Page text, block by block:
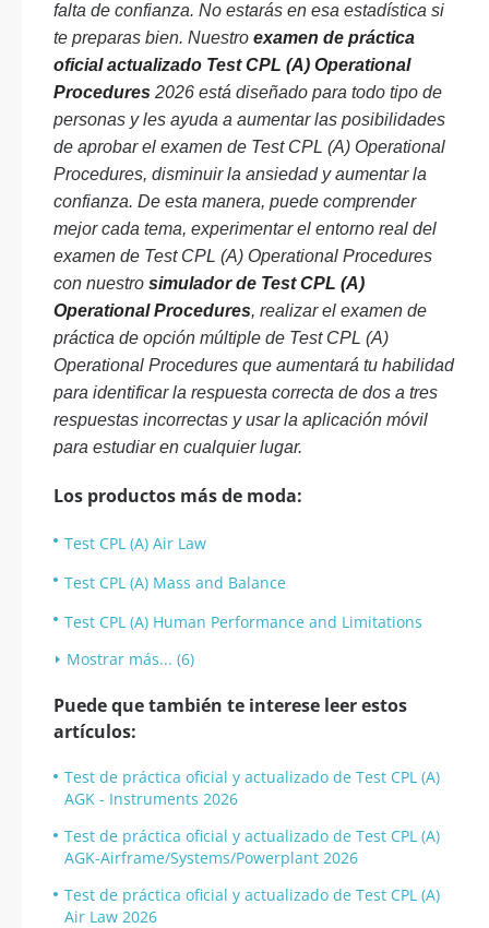
falta de confianza. No estarás en esa estadística si
te preparas bien. Nuestro examen de práctica
oficial actualizado Test CPL (A) Operational
Procedures 2026 está diseñado para todo tipo de
personas y les ayuda a aumentar las posibilidades
de aprobar el examen de Test CPL (A) Operational
Procedures, disminuir la ansiedad y aumentar la
confianza. De esta manera, puede comprender
mejor cada tema, experimentar el entorno real del
examen de Test CPL (A) Operational Procedures
con nuestro simulador de Test CPL (A)
Operational Procedures, realizar el examen de
práctica de opción múltiple de Test CPL (A)
Operational Procedures que aumentará tu habilidad
para identificar la respuesta correcta de dos a tres
respuestas incorrectas y usar la aplicación móvil
para estudiar en cualquier lugar.
Los productos más de moda:
Test CPL (A) Air Law
Test CPL (A) Mass and Balance
Test CPL (A) Human Performance and Limitations
Mostrar más... (6)
Puede que también te interese leer estos
artículos:
Test de práctica oficial y actualizado de Test CPL (A)
AGK - Instruments 2026
Test de práctica oficial y actualizado de Test CPL (A)
AGK-Airframe/Systems/Powerplant 2026
Test de práctica oficial y actualizado de Test CPL (A)
Air Law 2026